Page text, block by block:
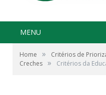
MENU
Home »
Critérios de
Creches » Critérios da